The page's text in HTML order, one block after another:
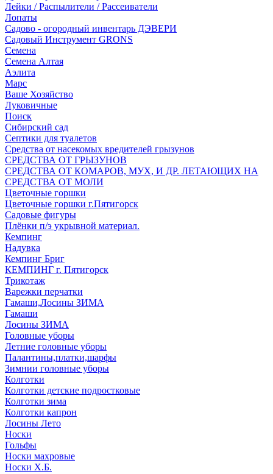
Лейки / Распылители / Рассеиватели
Лопаты
Садово - огородный инвентарь ДЭВЕРИ
Садовый Инструмент GRONS
Семена
Семена Алтая
Аэлита
Марс
Ваше Хозяйство
Луковичные
Поиск
Сибирский сад
Септики для туалетов
Средства от насекомых вредителей грызунов
СPEДСТВА ОТ ГРЫЗУНОВ
СРЕДСТВА ОТ КОМАРОВ, МУХ, И ДР. ЛЕТАЮЩИХ НА
СРЕДСТВА ОТ МОЛИ
Цветочные горшки
Цветочные горшки г.Пятигорск
Садовые фигуры
Плёнки п/э укрывной материал.
Кемпинг
Надувка
Кемпинг Бриг
КЕМПИНГ г. Пятигорск
Трикотаж
Варежки перчатки
Гамаши,Лосины ЗИМА
Гамаши
Лосины ЗИМА
Головные уборы
Летние головные уборы
Палантины,платки,шарфы
Зимнии головные уборы
Колготки
Колготки детские подростковые
Колготки зима
Колготки капрон
Лосины Лето
Носки
Гольфы
Носки махровые
Носки Х.Б.